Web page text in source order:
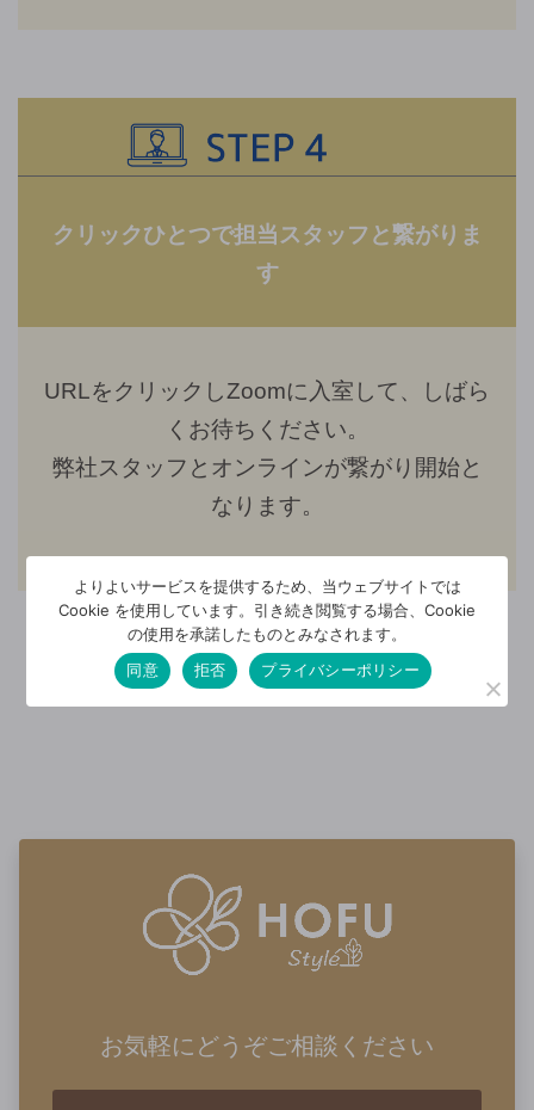
クリックひとつで担当スタッフと繋がりま
す
URLをクリックしZoomに入室して、しばら
くお待ちください。
弊社スタッフとオンラインが繋がり開始と
なります。
お気軽にどうぞご相談ください
よりよいサービスを提供するため、当ウェブサイトでは
Cookie を使用しています。引き続き閲覧する場合、Cookie
の使用を承諾したものとみなされます。
同意
拒否 プライバシーポリシー